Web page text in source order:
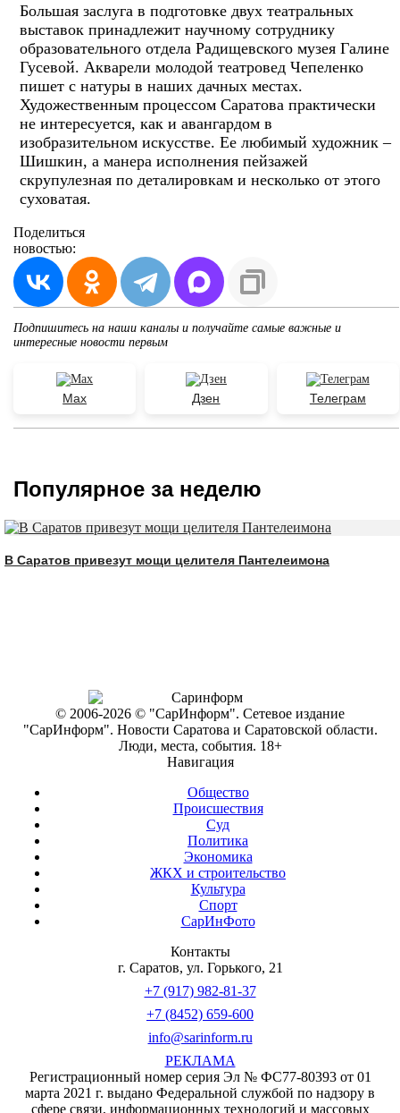
Большая заслуга в подготовке двух театральных
выставок принадлежит научному сотруднику
образовательного отдела Радищевского музея Галине
Гусевой. Акварели молодой театровед Чепеленко
пишет с натуры в наших дачных местах.
Художественным процессом Саратова практически
не интересуется, как и авангардом в
изобразительном искусстве. Ее любимый художник –
Шишкин, а манера исполнения пейзажей
скрупулезная по деталировкам и несколько от этого
суховатая.
Поделиться
новостью:
Подпишитесь на наши каналы и получайте самые важные и
интересные новости первым
Max Дзен Телеграм
Популярное за неделю
В Саратов привезут мощи целителя Пантелеимона
© 2006-2026 © "СарИнформ". Сетевое издание
"СарИнформ". Новости Саратова и Саратовской области.
Люди, места, события. 18+
Навигация
Общество
Происшествия
Суд
Политика
Экономика
ЖКХ и строительство
Культура
Спорт
СарИнФото
Контакты
г. Саратов, ул. Горького, 21
+7 (917) 982-81-37
+7 (8452) 659-600
info@sarinform.ru
РЕКЛАМА
Регистрационный номер серия Эл № ФС77-80393 от 01
марта 2021 г. выдано Федеральной службой по надзору в
сфере связи, информационных технологий и массовых